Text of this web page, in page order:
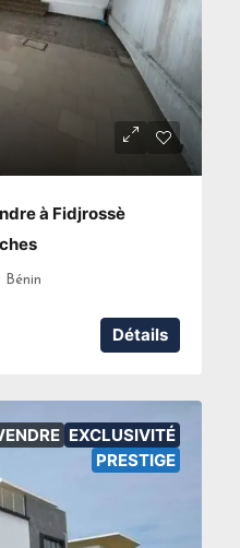
à Fidjrossè
Détails
EXCLUSIVITÉ
PRESTIGE